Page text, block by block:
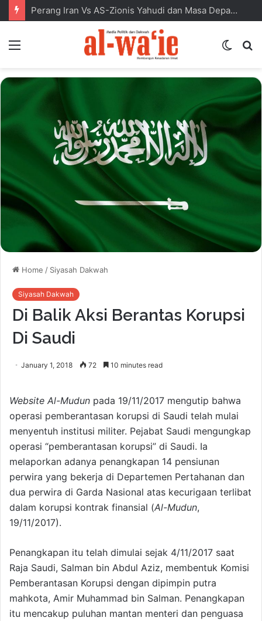
Perang Iran Vs AS-Zionis Yahudi dan Masa Depan Dunia Islam
Switch
Home / Siyasah Dakwah
Siyasah Dakwah
Di Balik Aksi Berantas Korupsi
Di Saudi
January 1, 2018 72 10 minutes read
Website Al-Mudun pada 19/11/2017 mengutip bahwa
operasi pemberantasan korupsi di Saudi telah mulai
menyentuh institusi militer. Pejabat Saudi mengungkap
operasi “pemberantasan korupsi” di Saudi. Ia
melaporkan adanya penangkapan 14 pensiunan
perwira yang bekerja di Departemen Pertahanan dan
dua perwira di Garda Nasional atas kecurigaan terlibat
dalam korupsi kontrak finansial (Al-Mudun,
19/11/2017).
Penangkapan itu telah dimulai sejak 4/11/2017 saat
Raja Saudi, Salman bin Abdul Aziz, membentuk Komisi
Pemberantasan Korupsi dengan dipimpin putra
mahkota, Amir Muhammad bin Salman. Penangkapan
itu mencakup puluhan mantan menteri dan penguasa